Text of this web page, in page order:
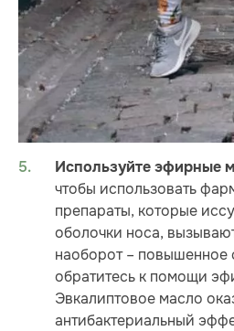
Используйте эфирные
чтобы использовать
препараты, которые
оболочки носа,
наоборот – повышенное
обратитесь к помощи
Эвкалиптовое масло
антибактериальный